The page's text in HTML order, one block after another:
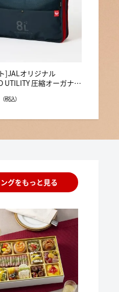
]JALオリジナル
UTILITY 圧縮オーガナイ
（税込）
グをもっと見る